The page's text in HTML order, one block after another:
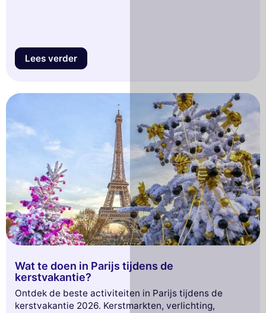
Lees verder
Wat te doen in Parijs tijdens de
kerstvakantie?
Ontdek de beste activiteiten in Parijs tijdens de
kerstvakantie 2026. Kerstmarkten, verlichting,